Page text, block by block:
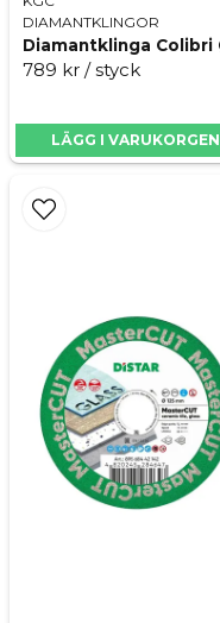
DIAMANTKLINGOR
789 kr / styck
LÄGG I VARUKORGEN